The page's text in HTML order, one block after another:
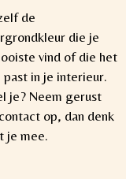
de
die je
vind of die het
past in je interieur.
je? Neem gerust
op, dan denk
je mee.